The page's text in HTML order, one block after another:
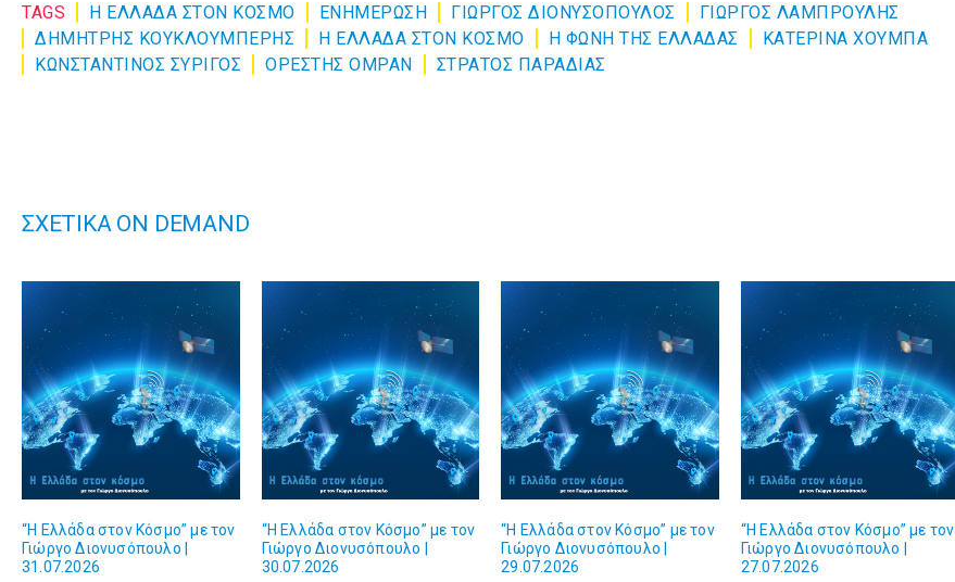
TAGS Η ΕΛΛΑΔΑ ΣΤΟΝ ΚΟΣΜΟ ΕΝΗΜΈΡΩΣΗ ΓΙΩΡΓΟΣ ΔΙΟΝΥΣΟΠΟΥΛΟΣ
ΓΙΩΡΓΟΣ ΛΑΜΠΡΟΥΛΗΣ
ΔΗΜΗΤΡΗΣ ΚΟΥΚΛΟΥΜΠΕΡΗΣ
Η ΕΛΛΑΔΑ ΣΤΟΝ ΚΟΣΜΟ Η ΦΩΝΗ ΤΗΣ ΕΛΛΑΔΑΣ
ΚΑΤΕΡΙΝΑ ΧΟΥΜΠΑ
ΚΩΝΣΤΑΝΤΙΝΟΣ ΣΥΡΙΓΟΣ
ΟΡΕΣΤΗΣ ΟΜΡΑΝ ΣΤΡΑΤΟΣ ΠΑΡΑΔΙΑΣ
ΣΧΕΤΙΚΑ ON DEMAND
“Η Ελλάδα στον Κόσμο” με τον
Γιώργο Διονυσόπουλο |
31.07.2026
“Η Ελλάδα στον Κόσμο” με τον
Γιώργο Διονυσόπουλο |
30.07.2026
“Η Ελλάδα στον Κόσμο” με τον
Γιώργο Διονυσόπουλο |
29.07.2026
“Η Ελλάδα στον Κόσμο” με τον
Γιώργο Διονυσόπουλο |
27.07.2026